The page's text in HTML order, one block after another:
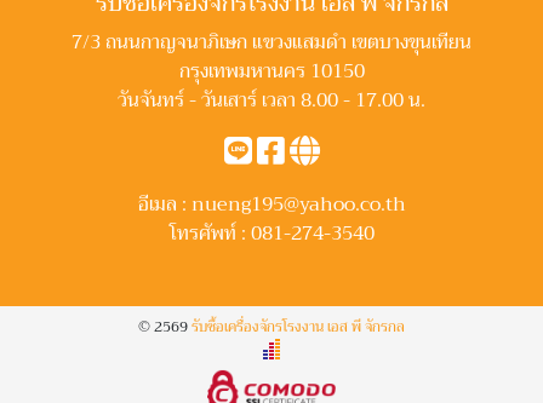
7/3 ถนนกาญจนาภิเษก แขวงแสมดำ เขตบางขุนเทียน
กรุงเทพมหานคร 10150
วันจันทร์ - วันเสาร์ เวลา 8.00 - 17.00 น.
อีเมล :nueng195@yahoo.co.th
โทรศัพท์ :081-274-3540
© 2569รับซื้อเครื่องจักรโรงงาน เอส พี จักรกล